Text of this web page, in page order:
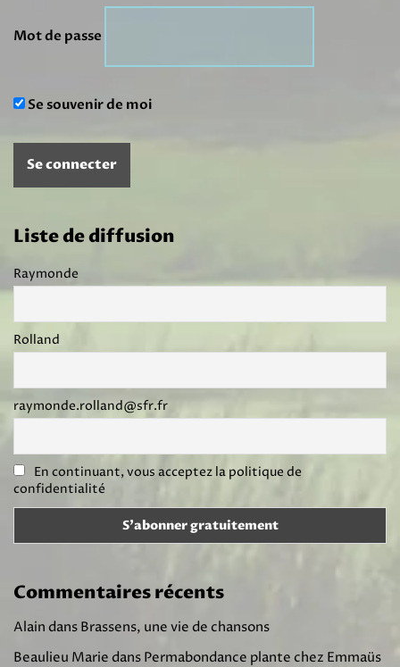
Mot de passe
Se souvenir de moi
Liste de diffusion
Raymonde
Rolland
raymonde.rolland@sfr.fr
En continuant, vous acceptez la politique de
confidentialité
Commentaires récents
AlaindansBrassens, une vie de chansons
Beaulieu MariedansPermabondance plante chez Emmaüs